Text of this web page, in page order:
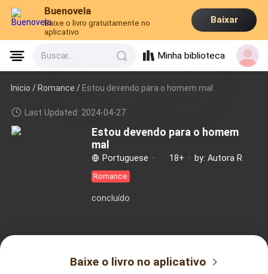
Buenovela
Baixe o livro gratuitamente no
aplicativo
Baixar
Buscar... Minha biblioteca
Inicio /Romance / Estou devendo para o homem mal
Last Updated: 2024-04-27
Estou devendo para o homem
mal
Portuguese · 18+ · by: Autora R
Romance
concluído
Baixe o livro no aplicativo